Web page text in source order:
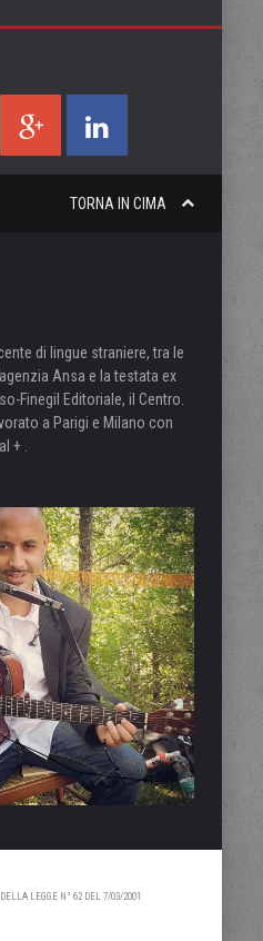
TORNA IN CIMA
di lingue straniere, tra le
Ansa e la testata ex
Finegil Editoriale, il Centro.
a Parigi e Milano con
+ .
LEGGE N° 62 DEL 7/03/2001